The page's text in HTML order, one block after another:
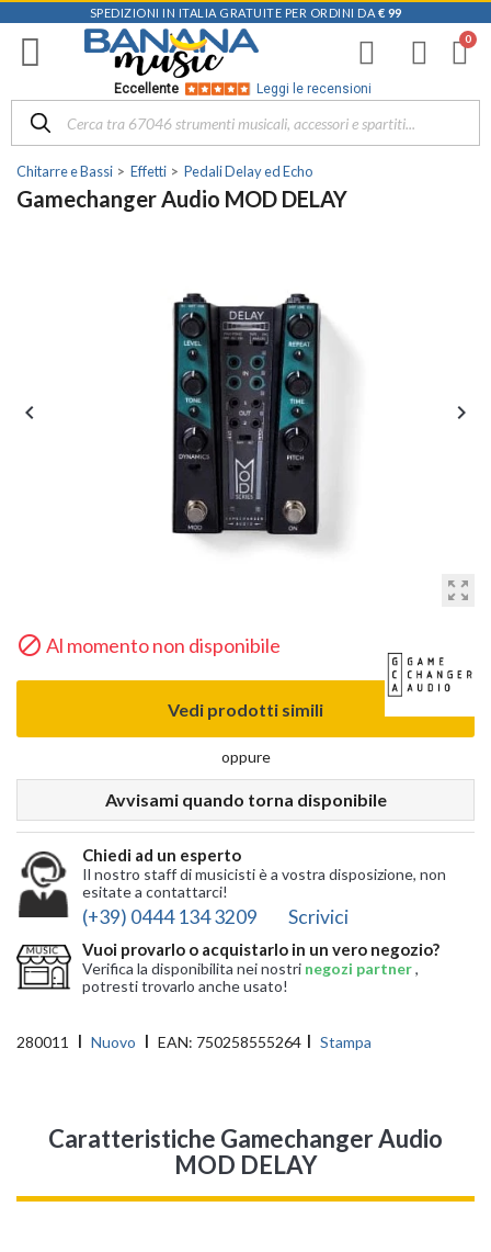
SPEDIZIONI IN ITALIA GRATUITE PER ORDINI DA € 99
Eccellente Leggi le recensioni
Chitarre e Bassi Effetti Pedali Delay ed Echo
Gamechanger Audio MOD DELAY
zoom_out_map
 
 Al momento non disponibile
Vedi prodotti simili
oppure
Avvisami quando torna disponibile
Chiedi ad un esperto
Il nostro staff di musicisti è a vostra disposizione, non
esitate a contattarci!
(+39) 0444 134 3209 Scrivici
Vuoi provarlo o acquistarlo in un vero negozio?
Verifica la disponibilita nei nostri negozi partner,
potresti trovarlo anche usato!
280011 Nuovo EAN: 750258555264 Stampa
Caratteristiche Gamechanger Audio
MOD DELAY